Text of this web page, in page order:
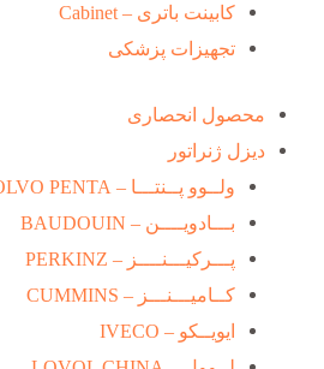
کابینت باتری – Cabinet
تجهیزات پزشکی
محصول انحصاری
دیزل ژنراتور
ولــوو پــنتـــا – VOLVO PENTA
بـــادویــــن – BAUDOUIN
پـــرکیـــنــــز – PERKINZ
کــامیـــنـــز – CUMMINS
ایویــکو – IVECO